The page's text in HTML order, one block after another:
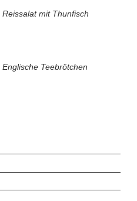
Reissalat mit Thunfisch
Englische Teebrötchen